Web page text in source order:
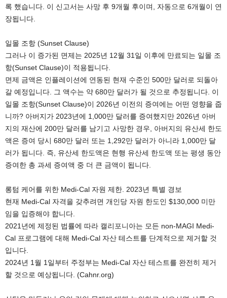
록 했습니다. 이 신고서는 사망 후 9개월 후이며, 자동으로 6개월이 연
장됩니다.
일몰 조항 (Sunset Clause)
그러나 이 증가된 면제는 2025년 12월 31일 이후에 만료되는 일몰 조
항(Sunset Clause)이 적용됩니다.
면제 금액은 인플레이션에 연동된 현재 수준인 500만 달러로 되돌아
갈 예정입니다. 그 액수는 약 680만 달러가 될 것으로 추정됩니다. 이
일몰 조항(Sunset Clause)이 2026년 이전의 증여에는 어떤 영향을 줍
니까? 아버지가 2023년에 1,000만 달러를 증여했지만 2026년 아버
지의 재산에 200만 달러를 남기고 사망한 경우, 아버지의 유산세 한도
액은 증여 당시 680만 달러 또는 1,292만 달러가 아니라 1,000만 달
러가 됩니다. 즉, 유산세 한도액은 현행 유산세 한도액 또는 평생 동안
증여한 총 과세 증여액 중 더 큰 금액이 됩니다.
롱텀 케어를 위한 Medi-Cal 자원 제한. 2023년 특별 경보
현재 Medi-Cal 자격을 갖추려면 개인당 자원 한도인 $130,000 미만
임을 입증해야 합니다.
2021년에 제정된 법률에 따라 캘리포니아는 모든 non-MAGI Medi-
Cal 프로그램에 대해 Medi-Cal 자산 테스트를 단계적으로 제거할 것
입니다.
2024년 1월 1일부터 주정부는 Medi-Cal 자산 테스트를 완전히 제거
할 것으로 예상됩니다. (Cahnr.org)